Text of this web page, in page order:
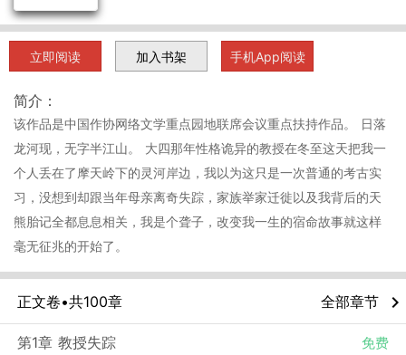
立即阅读 手机App阅读
简介：
该作品是中国作协网络文学重点园地联席会议重点扶持作品。 日落
龙河现，无字半江山。 大四那年性格诡异的教授在冬至这天把我一
个人丢在了摩天岭下的灵河岸边，我以为这只是一次普通的考古实
习，没想到却跟当年母亲离奇失踪，家族举家迁徙以及我背后的天
熊胎记全都息息相关，我是个聋子，改变我一生的宿命故事就这样
毫无征兆的开始了。
正文卷•共100章 全部章节 chevron_right
第1章 教授失踪 免费